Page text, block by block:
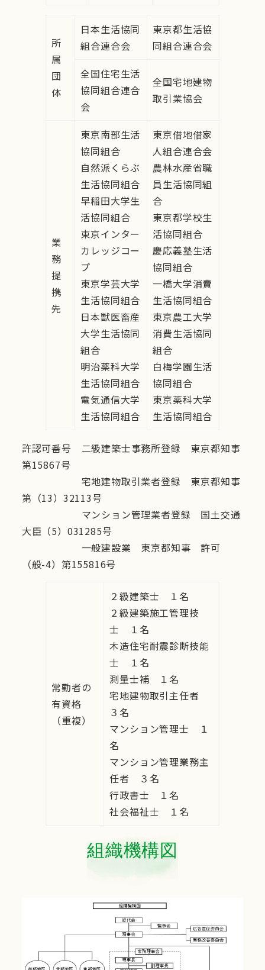
所
属
団
体
日本生活協同
組合連合会
東京都生活協
同組合連合会
全国住宅生活
協同組合連合
会
全国宅地建物
取引業協会
業
務
提
携
先
東京南部生活
協同組合
自然派くらぶ
生活協同組合
早稲田大学生
活協同組合
東京インター
カレッジコー
プ
東京学芸大学
生活協同組合
日本獣医畜産
大学生活協同
組合
明治薬科大学
生活協同組合
電気通信大学
生活協同組合
東京借地借家
人組合連合会
農林水産省職
員生活協同組
合
東京都学校生
活協同組合
慶応義塾生活
協同組合
一橋大学消費
生活協同組合
東京農工大学
消費生活協同
組合
白梅学園生活
協同組合
東京薬科大学
生活協同組合
許認可番号 二級建築士事務所登録 東京都知事
第15867号
宅地建物取引業者登録 東京都知事
第（13）32113号
マンション管理業者登録 国土交通
大臣（5）031285号
一般建設業 東京都知事 許可
（般-4）第155816号
常勤者の
有資格
（重複）
２級建築士 １名
２級建築施工管理技
士 １名
木造住宅耐震診断技能
士 １名
測量士補 １名
宅地建物取引主任者
３名
マンション管理士 １
名
マンション管理業務主
任者 ３名
行政書士 １名
社会福祉士 １名
組織機構図